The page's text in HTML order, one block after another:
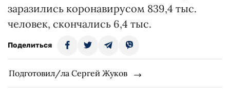
заразились коронавирусом 839,4 тыс.
человек, скончались 6,4 тыс.
Поделиться
Подготовил/ла Сергей Жуков